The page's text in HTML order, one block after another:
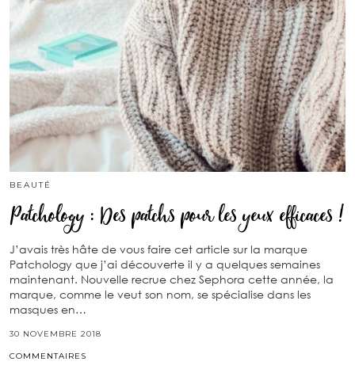
BEAUTÉ
Patchology : Des patchs pour les yeux efficaces !
J’avais très hâte de vous faire cet article sur la marque
Patchology que j’ai découverte il y a quelques semaines
maintenant. Nouvelle recrue chez Sephora cette année, la
marque, comme le veut son nom, se spécialise dans les
masques en…
30 NOVEMBRE 2018
COMMENTAIRES